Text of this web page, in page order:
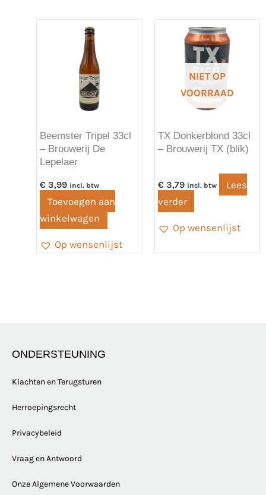
Beemster Tripel 33cl
– Brouwerij De
Lepelaer
€ 3,99 incl. btw
Toevoegen aan
winkelwagen
Op wensenlijst
NIET OP
VOORRAAD
TX Donkerblond 33cl
– Brouwerij TX (blik)
€3,79 incl. btw
Lees
verder
Op wensenlijst
ONDERSTEUNING
Klachten en Terugsturen
Herroepingsrecht
Privacybeleid
Vraag en Antwoord
Onze Algemene Voorwaarden